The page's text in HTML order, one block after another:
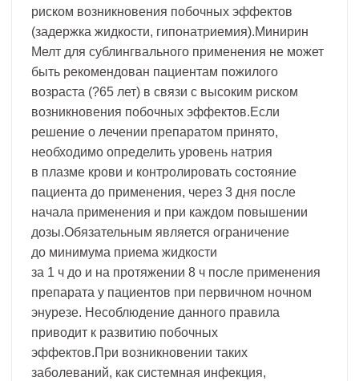
риском возникновения побочных эффектов
(задержка жидкости, гипонатриемия).Минирин
Мелт для сублингвального применения не может
быть рекомендован пациентам пожилого
возраста (?65 лет) в связи с высоким риском
возникновения побочных эффектов.Если
решение о лечении препаратом принято,
необходимо определить уровень натрия
в плазме крови и контролировать состояние
пациента до применения, через 3 дня после
начала применения и при каждом повышении
дозы.Обязательным является ограничение
до минимума приема жидкости
за 1 ч до и на протяжении 8 ч после применения
препарата у пациентов при первичном ночном
энурезе. Несоблюдение данного правила
приводит к развитию побочных
эффектов.При возникновении таких
заболеваний, как системная инфекция,